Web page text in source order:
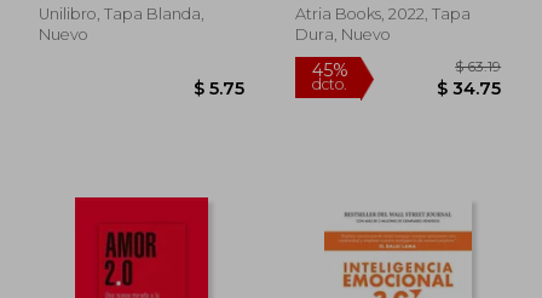
Unilibro, Tapa Blanda,
Nuevo
Strangers (en Inglés)
Atria Books, 2022, Tapa
Dura, Nuevo